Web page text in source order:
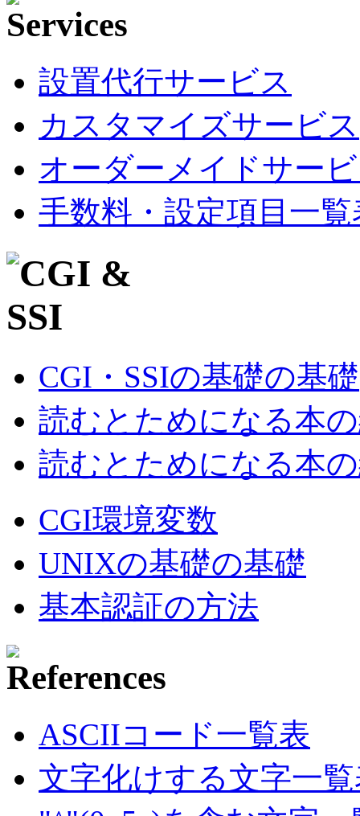
設置代行サービス
カスタマイズサービス
オーダーメイドサー
手数料・設定項目一覧
CGI・SSIの基礎の基礎
読むとためになる本
読むとためになる本
CGI環境変数
UNIXの基礎の基礎
基本認証の方法
ASCIIコード一覧表
文字化けする文字一